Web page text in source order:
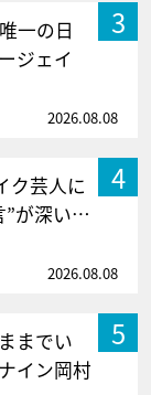
3
一の日
ジェイ
2026.08.08
4
ク芸人に
”が深い…
2026.08.08
5
までい
イン岡村